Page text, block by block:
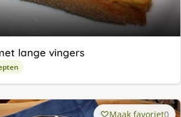
lange vingers
Maak favoriet0